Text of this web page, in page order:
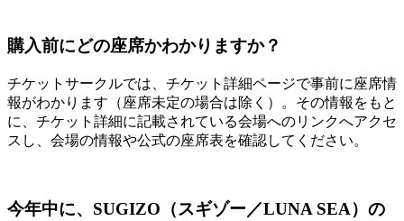
購入前にどの座席かわかりますか？
チケットサークルでは、チケット詳細ページで事前に座席情
報がわかります（座席未定の場合は除く）。その情報をもと
に、チケット詳細に記載されている会場へのリンクへアクセ
スし、会場の情報や公式の座席表を確認してください。
今年中に、SUGIZO（スギゾー／LUNA SEA）の